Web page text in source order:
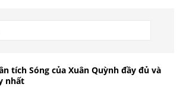
tích Sóng của Xuân Quỳnh đầy đủ và
nhất